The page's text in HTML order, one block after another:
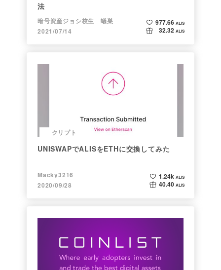
法
暗号資産ジョシ校生 蟻巣
2021/07/14
977.66 ALIS
32.32 ALIS
クリプト
UNISWAPでALISをETHに交換してみた
Macky3216
2020/09/28
1.24k ALIS
40.40 ALIS